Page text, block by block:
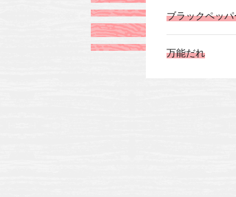
ブラックペッパ
万能だれ